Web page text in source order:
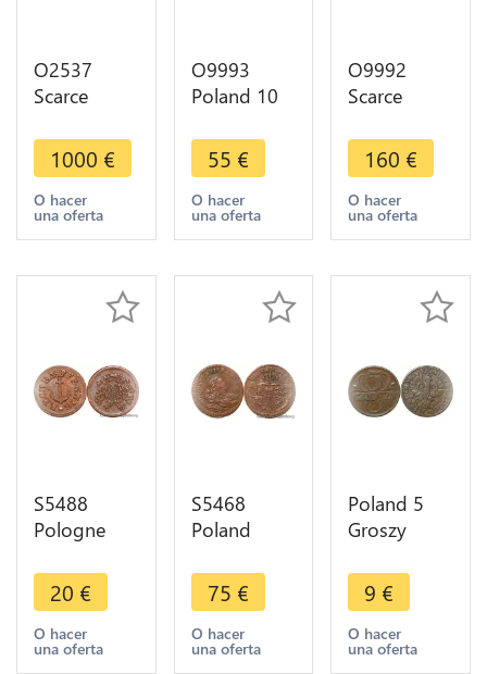
O2537
Scarce
Russia
Polushka
1/4 Kopeck
Nikolai I
Warsaw
1000 €
O hacer
una oferta
O9993
Poland 10
Nikolai
Nicholas I
1840 Silver
-> Make
55 €
O hacer
una oferta
O9992
Scarce
Złote 30
Kopěek
Nikolai I
1838 Silver
offer
160 €
O hacer
una oferta
S5488
Pologne
Reichen
Pfennig A
Identifier -
>Faire Offre
20 €
O hacer
una oferta
S5468
Poland
Solidi 1
Grosz
August III
1754 H - XF
75 €
O hacer
una oferta
Poland 5
Groszy
Warsaw -
>Make
offer
9 €
O hacer
una oferta